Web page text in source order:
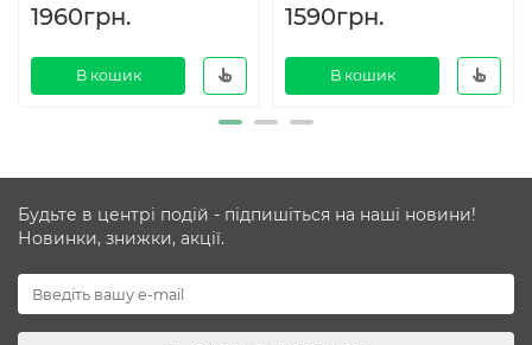
1960грн.
В кошик
1590грн.
В кошик
Будьте в центрі подій - підпишіться на наші новини!
Новинки, знижки, акції.